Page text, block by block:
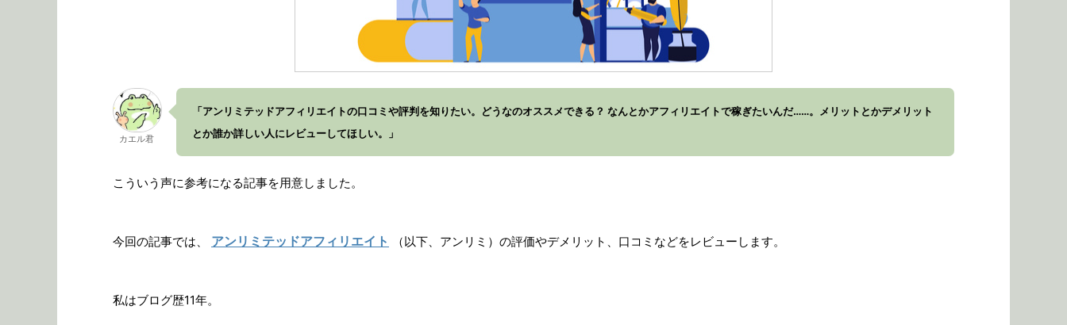
カエル君
「アンリミテッドアフィリエイトの口コミや評判を知りたい。どうなのオススメできる？ なんとかアフィリエイトで稼ぎたいんだ……。メリットとかデメリット
とか誰か詳しい人にレビューしてほしい。」
こういう声に参考になる記事を用意しました。
今回の記事では、 アンリミテッドアフィリエイト （以下、アンリミ）の評価やデメリット、口コミなどをレビューします。
私はブログ歴11年。